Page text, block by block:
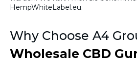
HempWhiteLabel.eu.
Why Choose A4
Wholesale CBD